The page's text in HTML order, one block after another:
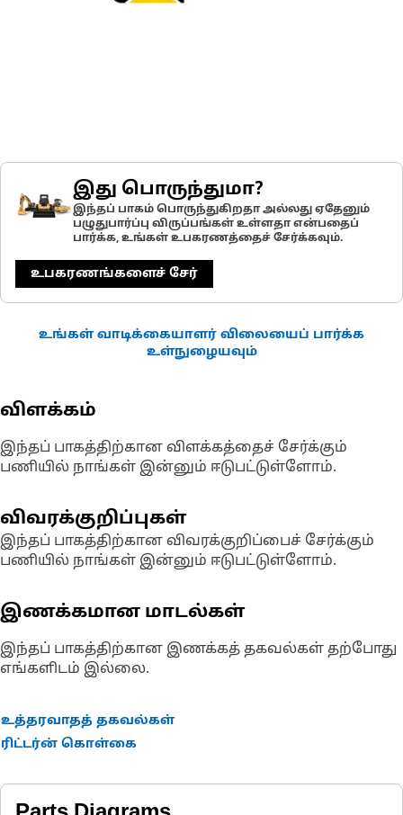
இது பொருந்துமா?
இந்தப் பாகம் பொருந்துகிறதா அல்லது ஏதேனும்
பழுதுபார்ப்பு விருப்பங்கள் உள்ளதா என்பதைப்
பார்க்க, உங்கள் உபகரணத்தைச் சேர்க்கவும்.
உபகரணங்களைச் சேர்
உங்கள் வாடிக்கையாளர் விலையைப் பார்க்க
உள்நுழையவும்
விளக்கம்
இந்தப் பாகத்திற்கான விளக்கத்தைச் சேர்க்கும்
பணியில் நாங்கள் இன்னும் ஈடுபட்டுள்ளோம்.
விவரக்குறிப்புகள்
இந்தப் பாகத்திற்கான விவரக்குறிப்பைச் சேர்க்கும்
பணியில் நாங்கள் இன்னும் ஈடுபட்டுள்ளோம்.
இணக்கமான மாடல்கள்
இந்தப் பாகத்திற்கான இணக்கத் தகவல்கள் தற்போது
எங்களிடம் இல்லை.
உத்தரவாதத் தகவல்கள்
ரிட்டர்ன் கொள்கை